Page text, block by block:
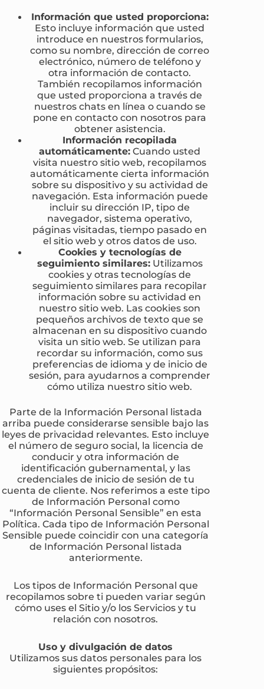
Información que usted proporciona:
Esto incluye información que usted
introduce en nuestros formularios,
como su nombre, dirección de correo
electrónico, número de teléfono y
otra información de contacto.
También recopilamos información
que usted proporciona a través de
nuestros chats en línea o cuando se
pone en contacto con nosotros para
obtener asistencia.
Información recopilada
automáticamente: Cuando usted
visita nuestro sitio web, recopilamos
automáticamente cierta información
sobre su dispositivo y su actividad de
navegación. Esta información puede
incluir su dirección IP, tipo de
navegador, sistema operativo,
páginas visitadas, tiempo pasado en
el sitio web y otros datos de uso.
Cookies y tecnologías de
seguimiento similares:Utilizamos
cookies y otras tecnologías de
seguimiento similares para recopilar
información sobre su actividad en
nuestro sitio web. Las cookies son
pequeños archivos de texto que se
almacenan en su dispositivo cuando
visita un sitio web. Se utilizan para
recordar su información, como sus
preferencias de idioma y de inicio de
sesión, para ayudarnos a comprender
cómo utiliza nuestro sitio web.
Parte de la Información Personal listada
arriba puede considerarse sensible bajo las
leyes de privacidad relevantes. Esto incluye
el número de seguro social, la licencia de
conducir y otra información de
identificación gubernamental, y las
credenciales de inicio de sesión de tu
cuenta de cliente. Nos referimos a este tipo
de Información Personal como
“Información Personal Sensible” en esta
Política. Cada tipo de Información Personal
Sensible puede coincidir con una categoría
de Información Personal listada
anteriormente.
Los tipos de Información Personal que
recopilamos sobre ti pueden variar según
cómo uses el Sitio y/o los Servicios y tu
relación con nosotros.
Uso y divulgación de datos
Utilizamos sus datos personales para los
siguientes propósitos: